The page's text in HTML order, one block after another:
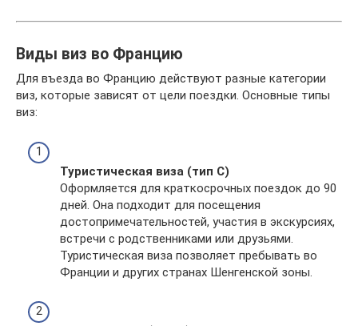
Виды виз во Францию
Для въезда во Францию действуют разные категории
виз, которые зависят от цели поездки. Основные типы
виз:
Туристическая виза (тип C)
Оформляется для краткосрочных поездок до 90
дней. Она подходит для посещения
достопримечательностей, участия в экскурсиях,
встречи с родственниками или друзьями.
Туристическая виза позволяет пребывать во
Франции и других странах Шенгенской зоны.